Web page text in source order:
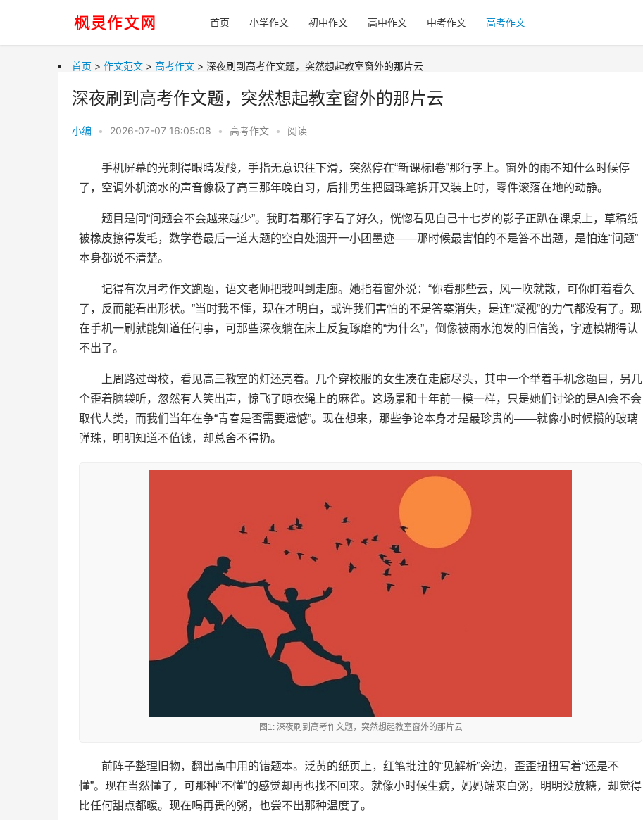
首页 小学作文 初中作文 高中作文 中考作文 高考作文
首页 > 作文范文 > 高考作文 > 深夜刷到高考作文题，突然想起教室窗外的那片云
深夜刷到高考作文题，突然想起教室窗外的那片云
小编 • 2026-07-07 16:05:08 • 高考作文 • 阅读
手机屏幕的光刺得眼睛发酸，手指无意识往下滑，突然停在“新课标I卷”那行字上。窗外的雨不知什么时候停
了，空调外机滴水的声音像极了高三那年晚自习，后排男生把圆珠笔拆开又装上时，零件滚落在地的动静。
题目是问“问题会不会越来越少”。我盯着那行字看了好久，恍惚看见自己十七岁的影子正趴在课桌上，草稿纸
被橡皮擦得发毛，数学卷最后一道大题的空白处洇开一小团墨迹——那时候最害怕的不是答不出题，是怕连“问题”
本身都说不清楚。
记得有次月考作文跑题，语文老师把我叫到走廊。她指着窗外说：“你看那些云，风一吹就散，可你盯着看久
了，反而能看出形状。”当时我不懂，现在才明白，或许我们害怕的不是答案消失，是连“凝视”的力气都没有了。现
在手机一刷就能知道任何事，可那些深夜躺在床上反复琢磨的“为什么”，倒像被雨水泡发的旧信笺，字迹模糊得认
不出了。
上周路过母校，看见高三教室的灯还亮着。几个穿校服的女生凑在走廊尽头，其中一个举着手机念题目，另几
个歪着脑袋听，忽然有人笑出声，惊飞了晾衣绳上的麻雀。这场景和十年前一模一样，只是她们讨论的是AI会不会
取代人类，而我们当年在争“青春是否需要遗憾”。现在想来，那些争论本身才是最珍贵的——就像小时候攒的玻璃
弹珠，明明知道不值钱，却总舍不得扔。
图1: 深夜刷到高考作文题，突然想起教室窗外的那片云
前阵子整理旧物，翻出高中用的错题本。泛黄的纸页上，红笔批注的“见解析”旁边，歪歪扭扭写着“还是不
懂”。现在当然懂了，可那种“不懂”的感觉却再也找不回来。就像小时候生病，妈妈端来白粥，明明没放糖，却觉得
比任何甜点都暖。现在喝再贵的粥，也尝不出那种温度了。